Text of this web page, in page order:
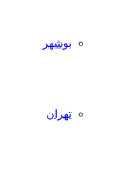
بوشهر
تهران